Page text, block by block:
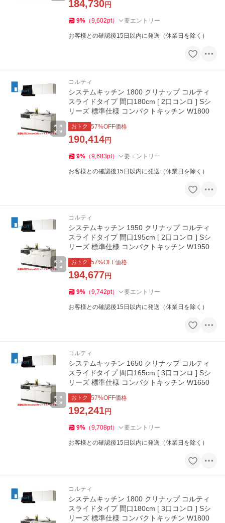
184,730円
9% （9,602pt） 要エントリー
お客様との確認後15日以内に発送（休業日を除く）
コルティ
システムキッチン 1800 クリナップ コルティ
スライドタイプ 間口180cm [ 2口コンロ ] Sシ
リーズ 標準仕様 コンパクトキッチン W1800
おトク 57%OFF価格
190,414円
9% （9,683pt） 要エントリー
お客様との確認後15日以内に発送（休業日を除く）
コルティ
システムキッチン 1950 クリナップ コルティ
スライドタイプ 間口195cm [ 2口コンロ ] Sシ
リーズ 標準仕様 コンパクトキッチン W1950
おトク 57%OFF価格
194,677円
9% （9,742pt） 要エントリー
お客様との確認後15日以内に発送（休業日を除く）
コルティ
システムキッチン 1650 クリナップ コルティ
スライドタイプ 間口165cm [ 3口コンロ ] Sシ
リーズ 標準仕様 コンパクトキッチン W1650
おトク 57%OFF価格
192,241円
9% （9,708pt） 要エントリー
お客様との確認後15日以内に発送（休業日を除く）
コルティ
システムキッチン 1800 クリナップ コルティ
スライドタイプ 間口180cm [ 3口コンロ ] Sシ
リーズ 標準仕様 コンパクトキッチン W1800